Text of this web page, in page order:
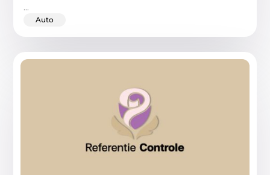
...
Auto